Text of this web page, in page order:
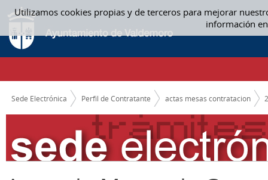
Utilizamos cookies propias y de terceros para mejorar
información
Saltar al contenido
ACTAS MESAS CONTRATACION
CAMINO DE MIGAS
Sede Electrónica Perfil de Contratante actas mesas contratacion